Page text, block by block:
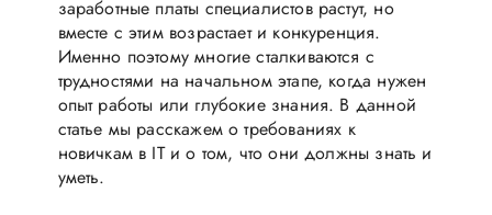
заработные платы специалистов растут, но
вместе с этим возрастает и конкуренция.
Именно поэтому многие сталкиваются с
трудностями на начальном этапе, когда нужен
опыт работы или глубокие знания. В данной
статье мы расскажем о требованиях к
новичкам в IT и о том, что они должны знать и
уметь.